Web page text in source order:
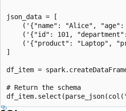
json_data = [
('{"name": "Alice", "age":
('{"id": 101,
('{"product": "Laptop",
]
df_item =
# Return the schema